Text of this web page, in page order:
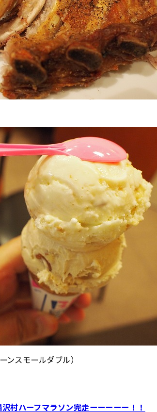
ーンスモールダブル）
ハーフマラソン完走ーーーーー！！